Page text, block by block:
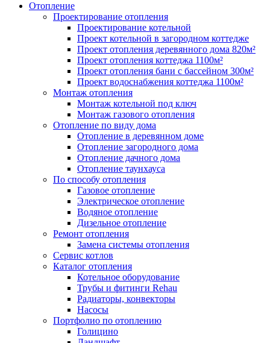
Отопление
Проектирование отопления
Проектирование котельной
Проект котельной в загородном коттедже
Проект отопления деревянного дома 820м²
Проект отопления коттеджа 1100м²
Проект отопления бани с бассейном 300м²
Проект водоснабжения коттеджа 1100м²
Монтаж отопления
Монтаж котельной под ключ
Монтаж газового отопления
Отопление по виду дома
Отопление в деревянном доме
Отопление загородного дома
Отопление дачного дома
Отопление таунхауса
По способу отопления
Газовое отопление
Электрическое отопление
Водяное отопление
Дизельное отопление
Ремонт отопления
Замена системы отопления
Сервис котлов
Каталог отопления
Котельное оборудование
Трубы и фитинги Rehau
Радиаторы, конвекторы
Насосы
Портфолио по отоплению
Голицино